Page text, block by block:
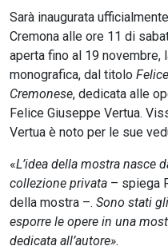
Sarà inaugurata
Cremona alle ore 11 di
aperta fino al 19
monografica, dal titolo
Cremonese, dedicata alle
Felice Giuseppe Vertua.
Vertua è noto per le sue
«L’idea della mostra nasce
collezione privata – spiega
della mostra –. Sono stati
esporre le opere in una
dedicata all’autore».